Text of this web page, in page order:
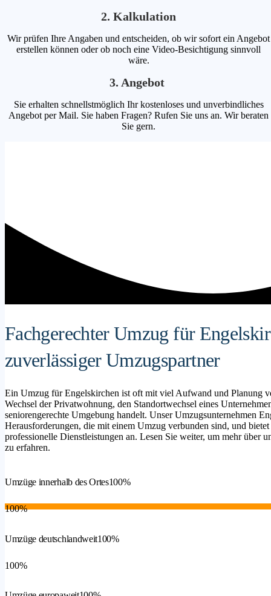
2. Kalkulation
Wir prüfen Ihre Angaben und entscheiden, ob wir sofort ein Angebot
erstellen können oder ob noch eine Video-Besichtigung sinnvoll
wäre.
3. Angebot
Sie erhalten schnellstmöglich Ihr kostenloses und unverbindliches
Angebot per Mail. Sie haben Fragen? Rufen Sie uns an. Wir beraten
Sie gern.
Fachgerechter Umzug für
zuverlässiger Umzugspartner
Ein Umzug für Engelskirchen ist oft mit viel Aufwand und Planung
Wechsel der Privatwohnung, den Standortwechsel eines
seniorengerechte Umgebung handelt. Unser Umzugsunternehmen
Herausforderungen, die mit einem Umzug verbunden sind, und
professionelle Dienstleistungen an. Lesen Sie weiter, um mehr über
zu erfahren.
Umzüge innerhalb des Ortes100%
100%
Umzüge deutschlandweit100%
100%